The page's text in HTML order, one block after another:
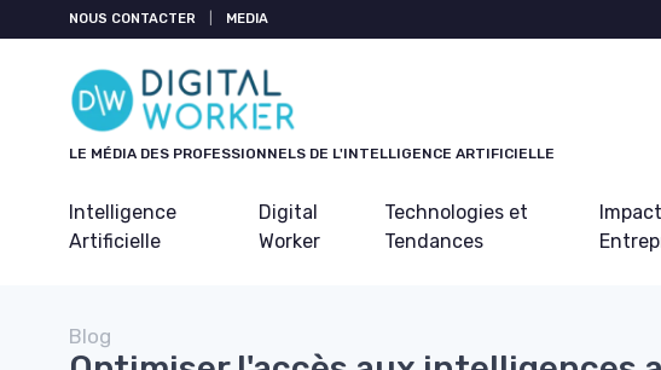
NOUS CONTACTER MEDIA
LE MÉDIA DES PROFESSIONNELS DE L'INTELLIGENCE ARTIFICIELLE
Intelligence
Artificielle
Digital
Worker
Technologies et
Tendances
Blog
Panneau de gestion des cookies